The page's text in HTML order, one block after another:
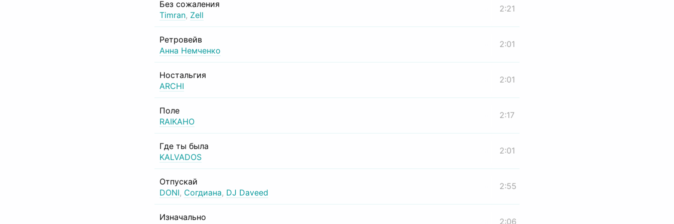
Без сожаления
Timran, Zell
2:21
Ретровейв
Анна Немченко
2:01
Ностальгия
ARCHI
2:01
Поле
RAIKAHO
2:17
Где ты была
KALVADOS
2:01
Отпускай
DONI, Согдиана, DJ Daveed
2:55
Изначально
2:06